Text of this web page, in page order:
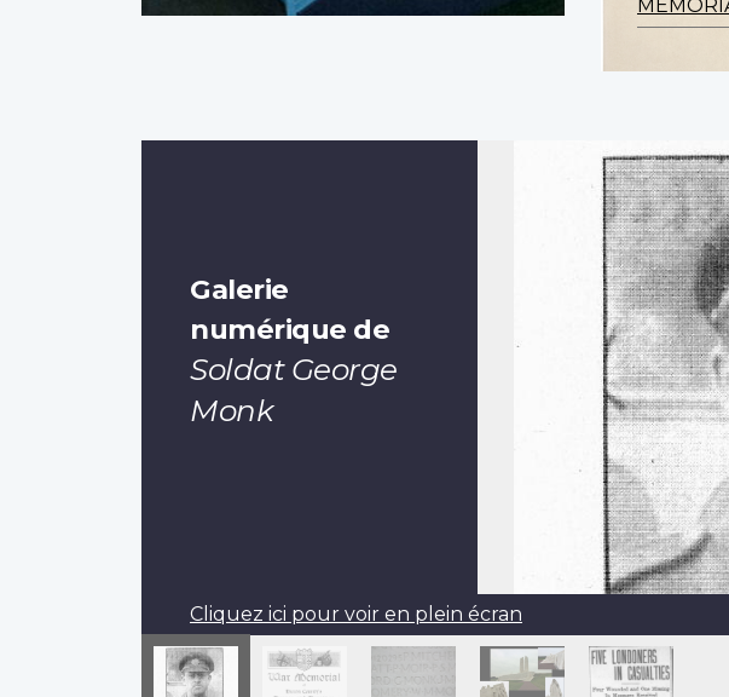
Galerie
numérique de
Soldat George
Monk
Cliquez ici pour voir en plein écran